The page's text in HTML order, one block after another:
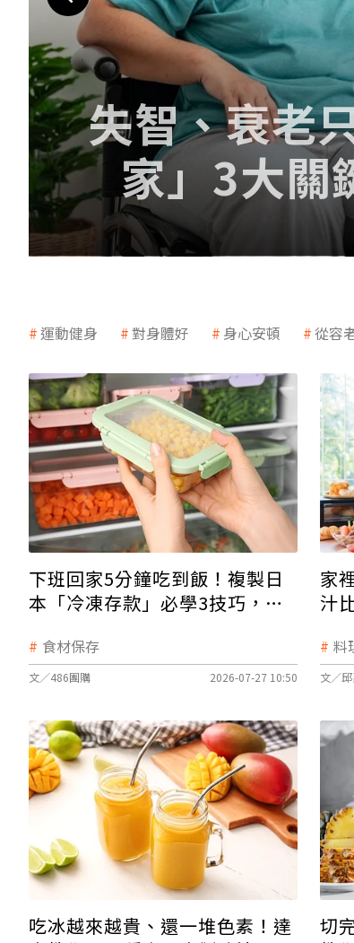
失智、衰老
家」3大關
運動健身 對身體好 身心安頓 從容
下班回家5分鐘吃到飯！複製日
本「冷凍存款」必學3技巧，自
食材保存
文／486團購 2026-07-27 10:50
家
汁
料
文／
吃冰越來越貴、還一堆色素！達
切